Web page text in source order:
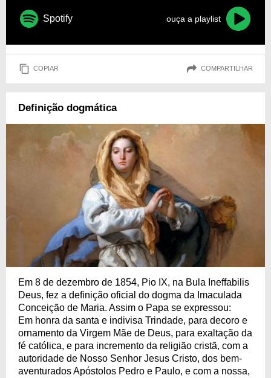
Spotify ouça a playlist
COPIAR COMPARTILHAR
Definição dogmática
Em 8 de dezembro de 1854, Pio IX, na Bula Ineffabilis
Deus, fez a definição oficial do dogma da Imaculada
Conceição de Maria. Assim o Papa se expressou:
Em honra da santa e indivisa Trindade, para decoro e
ornamento da Virgem Mãe de Deus, para exaltação da
fé católica, e para incremento da religião cristã, com a
autoridade de Nosso Senhor Jesus Cristo, dos bem-
aventurados Apóstolos Pedro e Paulo, e com a nossa,